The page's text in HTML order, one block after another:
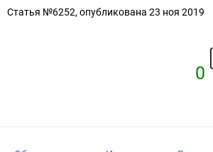
Статья №6252, опубликована 23 ноя 2019
0